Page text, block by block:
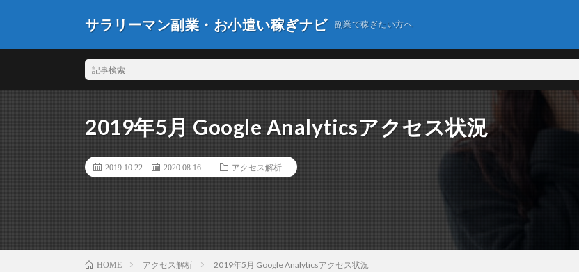
サラリーマン副業・お小遣い稼ぎナビ 副業で稼ぎたい方へ
2019年5月 Google Analyticsアクセス状況
2019.10.22 2020.08.16 アクセス解析
HOME アクセス解析 2019年5月 Google Analyticsアクセス状況